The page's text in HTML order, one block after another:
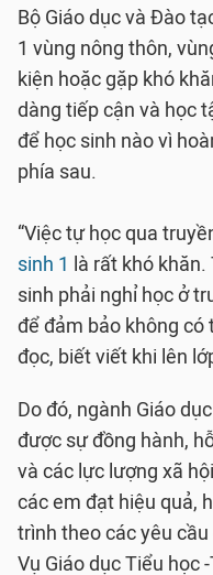
Bộ Giáo dục và Đào
1 vùng nông thôn,
kiện hoặc gặp khó
dàng tiếp cận và học
để học sinh nào vì
phía sau.
“Việc tự học qua
sinh 1 là rất khó
sinh phải nghỉ học ở
để đảm bảo không
đọc, biết viết khi lên
Do đó, ngành Giáo
được sự đồng hành,
và các lực lượng xã
các em đạt hiệu quả,
trình theo các yêu cầu
Vụ Giáo dục Tiểu học